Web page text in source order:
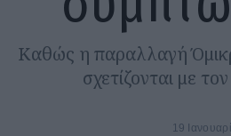
Καθώς η παραλλαγή
σχετίζονται με
19